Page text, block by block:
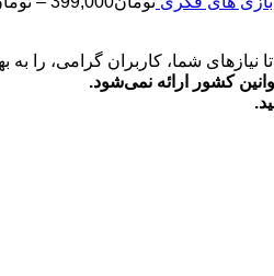
شما، کاربران گرامی، را
کشور ارائه نمی‌شود.